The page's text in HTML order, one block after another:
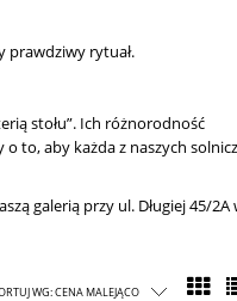
prawdziwy rytuał.
stołu”. Ich różnorodność
to, aby każda z naszych
galerią przy ul. Długiej 45/2A
WG:CENA MALEJĄCO